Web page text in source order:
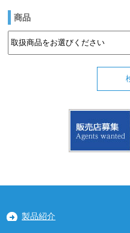
商品
製品紹介